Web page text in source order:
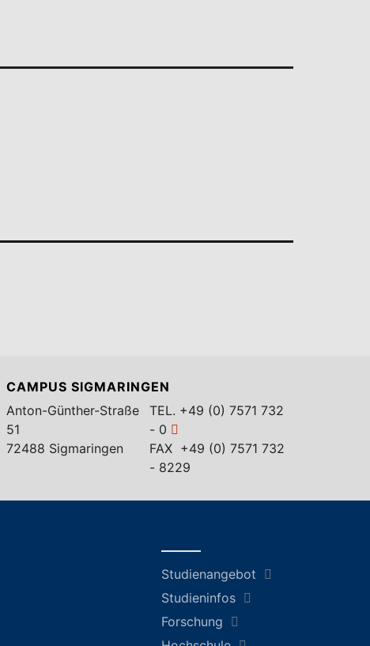
CAMPUS SIGMARINGEN
Anton-Günther-Straße
51
72488 Sigmaringen
TEL. +49 (0) 7571 732
- 0
FAX +49 (0) 7571 732
- 8229
Studienangebot
Studieninfos
Forschung